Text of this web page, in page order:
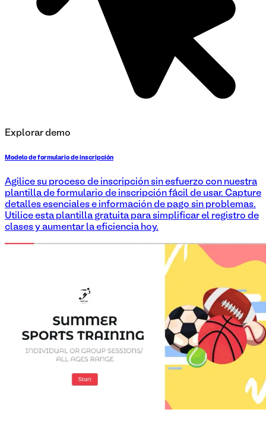
Explorar demo
Modelo de formulario de inscripción
Agilice su proceso de inscripción sin esfuerzo con nuestra
plantilla de formulario de inscripción fácil de usar. Capture
detalles esenciales e información de pago sin problemas.
Utilice esta plantilla gratuita para simplificar el registro de
clases y aumentar la eficiencia hoy.